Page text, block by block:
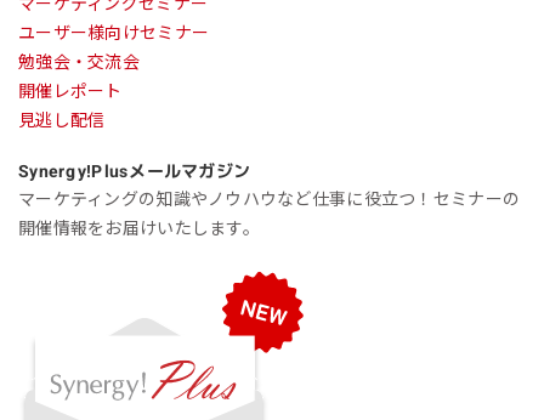
ユーザー様向けセミナー
勉強会・交流会
開催レポート
見逃し配信
Synergy!Plusメールマガジン
マーケティングの知識やノウハウなど仕事に役立つ！セミナーの
開催情報をお届けいたします。